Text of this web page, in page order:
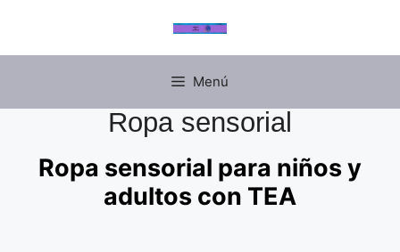
Menú
Ropa sensorial
Ropa sensorial para niños y
adultos con TEA